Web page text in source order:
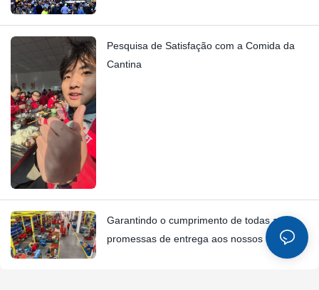
Pesquisa de Satisfação com a Comida da
Cantina
Garantindo o cumprimento de todas as
promessas de entrega aos nossos clientes